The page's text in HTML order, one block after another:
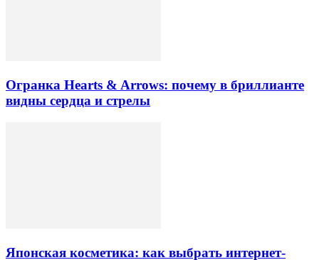
Огранка Hearts & Arrows: почему в бриллианте
видны сердца и стрелы
Японская косметика: как выбрать интернет-